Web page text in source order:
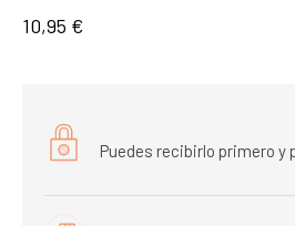
10,95 €
Puedes recibirlo primero y